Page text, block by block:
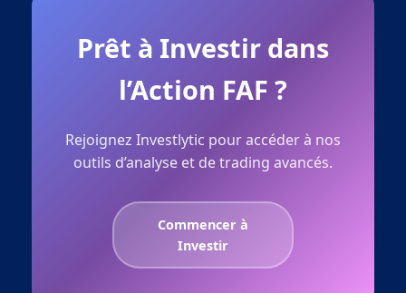
Prêt à Investir dans
l’Action FAF ?
Rejoignez Investlytic pour accéder à nos
outils d’analyse et de trading avancés.
Commencer à
Investir